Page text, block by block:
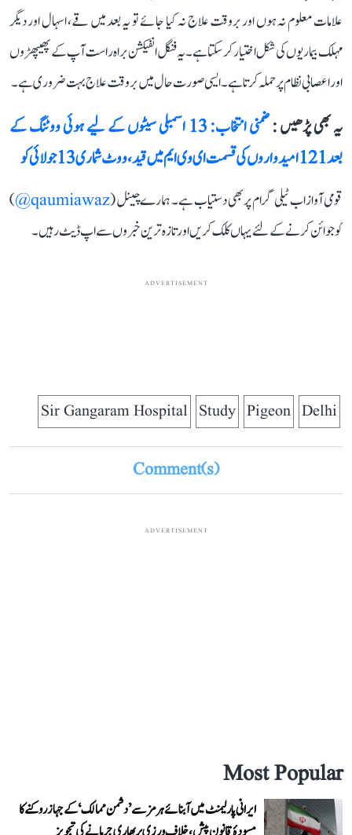
علامات معلوم نہ ہوں اور بروقت علاج نہ کیا جائے تو یہ بعد میں قے، اسہال اور دیگر
مہلک بیماریوں کی شکل اختیار کر سکتا ہے۔ یہ فنگل انفیکشن براہ راست آپ کے پھیپھڑوں
اور اعصابی نظام پر حملہ کرتا ہے۔ ایسی صورت حال میں بروقت علاج بہت ضروری ہے۔
یہ بھی پڑھیں :
ضمنی انتخاب: 13 اسمبلی سیٹوں کے لیے ہوئی ووٹنگ کے
بعد 121 امیدواروں کی قسمت ای وی ایم میں قید، ووٹ شماری 13 جولائی کو
قومی آواز اب ٹیلی گرام پر بھی دستیاب ہے۔ ہمارے چینل (qaumiawaz@
)
کو جوائن کرنے کے لئے یہاں کلک کریں اور تازہ ترین خبروں سے اپ ڈیٹ رہیں۔
ADVERTISEMENT
Delhi
Pigeon
Study
Sir Gangaram Hospital
Comment(s)
ADVERTISEMENT
Most Popular
ایرانی پارلیمنٹ میں آبنائے ہرمز سے ’دشمن ممالک‘ کے جہاز روکنے کا